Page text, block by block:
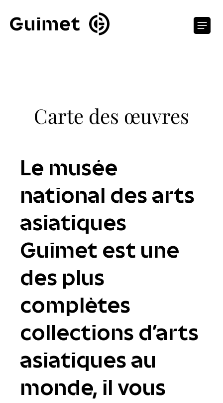
Carte des œuvres
Le musée
national des arts
asiatiques
Guimet est une
des plus
complètes
collections d'arts
asiatiques au
monde, il vous